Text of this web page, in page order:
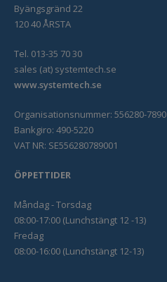
Byängsgränd 22
120 40 ÅRSTA
Tel. 013-35 70 30
sales (at) systemtech.se
www.systemtech.se
Organisationsnummer: 556280-7890
Bankgiro: 490-5220
VAT NR: SE556280789001
ÖPPETTIDER
Måndag - Torsdag
08:00-17:00 (Lunchstängt 12 -13)
Fredag
08:00-16:00 (Lunchstängt 12-13)